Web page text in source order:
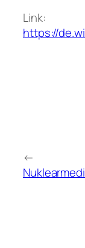
Link:
https://
←